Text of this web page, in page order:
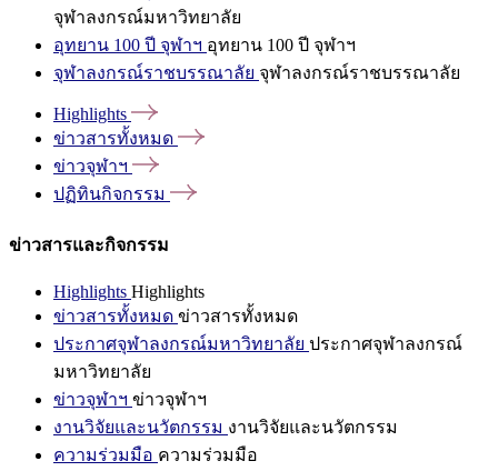
จุฬาลงกรณ์มหาวิทยาลัย
อุทยาน 100 ปี จุฬาฯ อุทยาน 100 ปี จุฬาฯ
จุฬาลงกรณ์ราชบรรณาลัย จุฬาลงกรณ์ราชบรรณาลัย
Highlights
ข่าวสารทั้งหมด
ข่าวจุฬาฯ
ปฏิทินกิจกรรม
ข่าวสารและกิจกรรม
Highlights Highlights
ข่าวสารทั้งหมด ข่าวสารทั้งหมด
ประกาศจุฬาลงกรณ์มหาวิทยาลัย ประกาศจุฬาลงกรณ์
มหาวิทยาลัย
ข่าวจุฬาฯ ข่าวจุฬาฯ
งานวิจัยและนวัตกรรม งานวิจัยและนวัตกรรม
ความร่วมมือ ความร่วมมือ